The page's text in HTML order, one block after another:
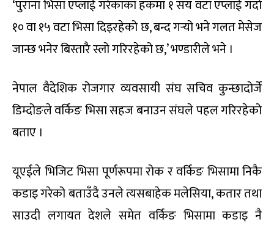
‘पुराना भिसा एप्लाई गरेकाका हकमा १ सय वटा एप्लाई गर्दा
१० वा १५ वटा भिसा दिइरहेको छ, बन्द गर्‍यो भने गलत मेसेज
जान्छ भनेर बिस्तारै स्लो गरिरहेको छ,’ भण्डारीले भने ।
नेपाल वैदेशिक रोजगार व्यवसायी संघ सचिव कुन्छादोर्जे
डिम्दोङले वर्किङ भिसा सहज बनाउन संघले पहल गरिरहेको
बताए ।
यूएईले भिजिट भिसा पूर्णरूपमा रोक र वर्किङ भिसामा निकै
कडाइ गरेको बताउँदै उनले त्यसबाहेक मलेसिया, कतार तथा
साउदी लगायत देशले समेत वर्किङ भिसामा कडाइ नै